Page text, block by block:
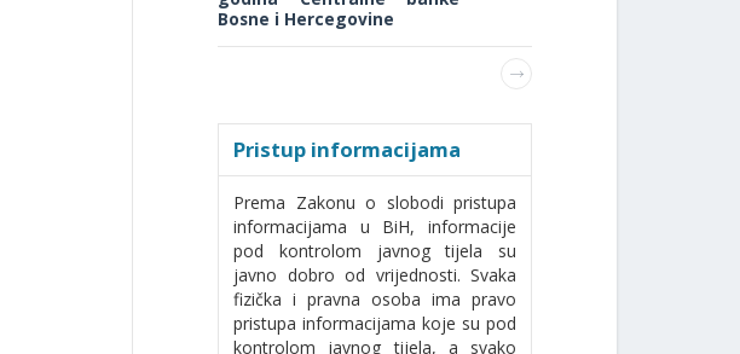
Bosne i Hercegovine
Pristup informacijama
Prema Zakonu o slobodi pristupa
informacijama u BiH, informacije
pod kontrolom javnog tijela su
javno dobro od vrijednosti. Svaka
fizička i pravna osoba ima pravo
pristupa informacijama koje su pod
kontrolom javnog tijela, a svako